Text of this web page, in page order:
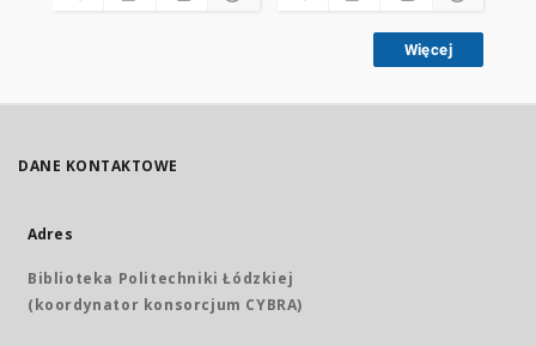
Więcej
DANE KONTAKTOWE
Adres
Biblioteka Politechniki Łódzkiej
(koordynator konsorcjum CYBRA)